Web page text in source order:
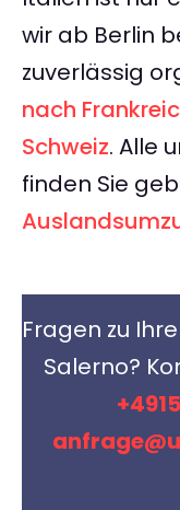
wir ab Berlin
zuverlässig
nach
Schweiz. Alle
finden Sie
Fragen zu
Salerno?